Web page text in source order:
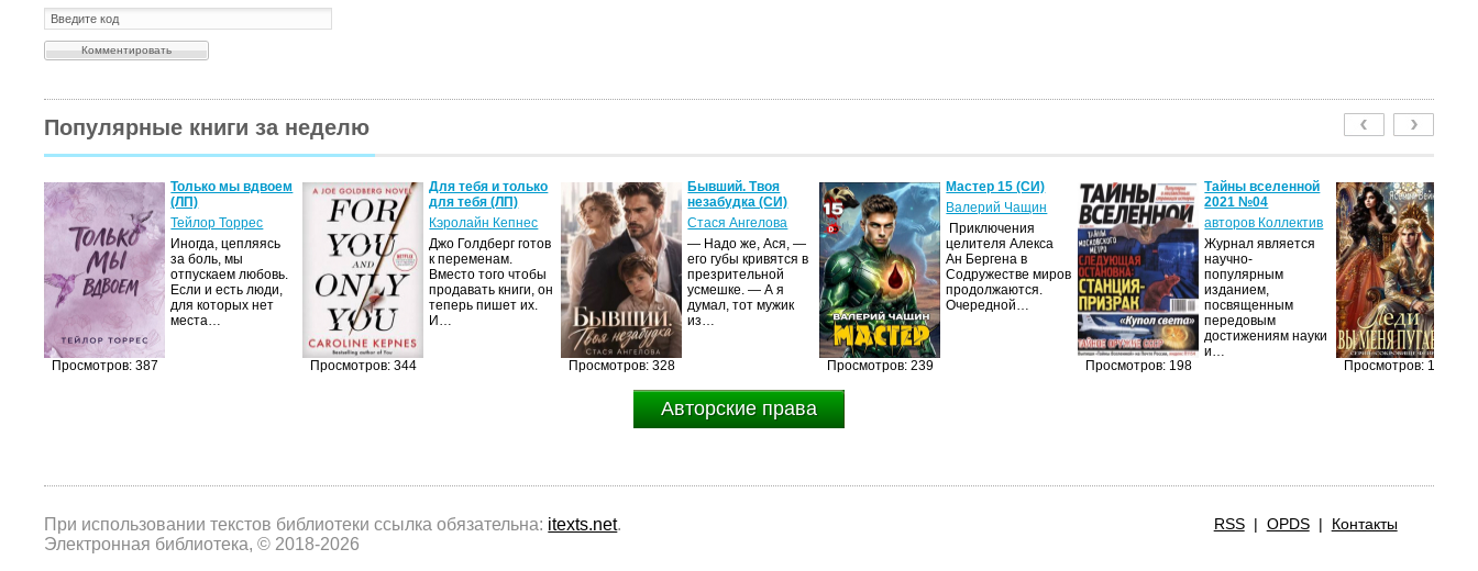
Популярные книги за неделю
Просмотров: 387
Только мы вдвоем
(ЛП)
Тейлор Торрес
Иногда, цепляясь
за боль, мы
отпускаем любовь.
Если и есть люди,
для которых нет
места…
Просмотров: 344
Для тебя и только
для тебя (ЛП)
Кэролайн Кепнес
Джо Голдберг готов
к переменам.
Вместо того чтобы
продавать книги, он
теперь пишет их.
И…
Просмотров: 328
Бывший. Твоя
незабудка (СИ)
Стася Ангелова
— Надо же, Ася, —
его губы кривятся в
презрительной
усмешке. — А я
думал, тот мужик
из…
Просмотров: 239
Мастер 15 (СИ)
Валерий Чащин
Приключения
целителя Алекса
Ан Бергена в
Содружестве миров
продолжаются.
Очередной…
Просмотров: 198
Тайны вселенной
2021 №04
авторов Коллектив
Журнал является
научно-
популярным
изданием,
посвященным
передовым
достижениям науки
и…
Просмотров: 198
Авторские права
При использовании текстов библиотеки ссылка обязательна: itexts.net.
Электронная библиотека, © 2018-2026
RSS| OPDS| Контакты